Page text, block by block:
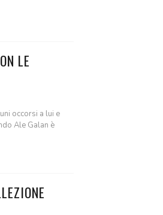
LE
occorsi a lui e
Ale Galan è